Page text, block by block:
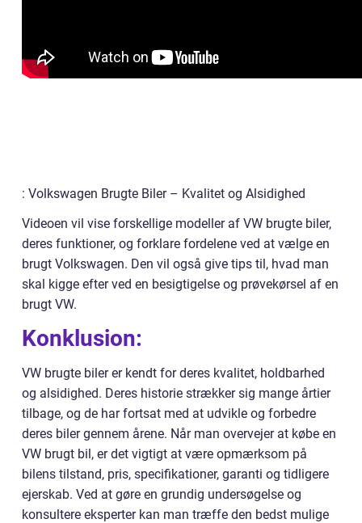
: Volkswagen Brugte Biler – Kvalitet og Alsidighed
Videoen vil vise forskellige modeller af VW brugte biler,
deres funktioner, og forklare fordelene ved at vælge en
brugt Volkswagen. Den vil også give tips til, hvad man
skal kigge efter ved en besigtigelse og prøvekørsel af en
brugt VW.
Konklusion:
VW brugte biler er kendt for deres kvalitet, holdbarhed
og alsidighed. Deres historie strækker sig mange årtier
tilbage, og de har fortsat med at udvikle og forbedre
deres biler gennem årene. Når man overvejer at købe en
VW brugt bil, er det vigtigt at være opmærksom på
bilens tilstand, pris, specifikationer, garanti og tidligere
ejerskab. Ved at gøre en grundig undersøgelse og
konsultere eksperter kan man træffe den bedst mulige